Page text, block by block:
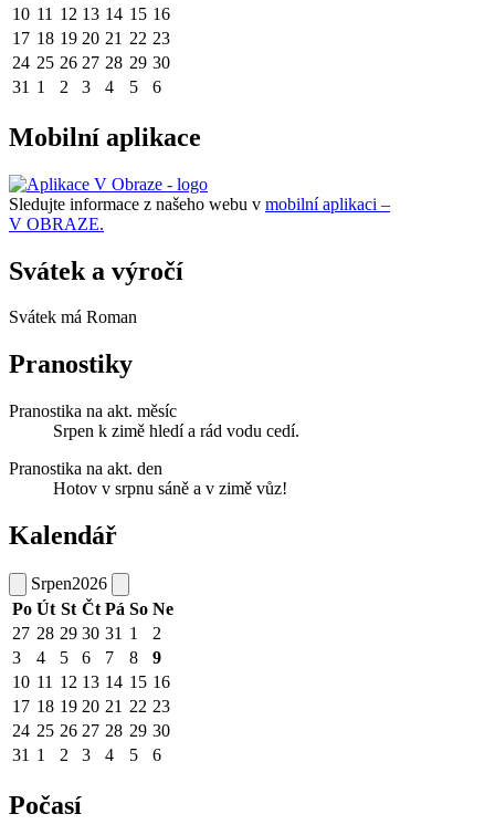
10 11 12 13 14 15 16
17 18 19 20 21 22 23
24 25 26 27 28 29 30
31 1 2 3 4 5 6
Mobilní aplikace
Sledujte informace z našeho webu v mobilní aplikaci –
V OBRAZE.
Svátek a výročí
Svátek má Roman
Pranostiky
Pranostika na akt. měsíc
Srpen k zimě hledí a rád vodu cedí.
Pranostika na akt. den
Hotov v srpnu sáně a v zimě vůz!
Kalendář
Srpen2026
Po Út St Čt Pá So Ne
27 28 29 30 31 1
2
3
4 5 6 7 8
9
10 11 12 13 14 15 16
17 18 19 20 21 22 23
24 25 26 27 28 29 30
31 1 2 3 4 5 6
Počasí